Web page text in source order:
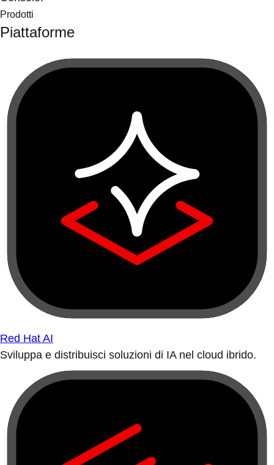
Prodotti
Piattaforme
Red Hat AI
Sviluppa e distribuisci soluzioni di IA nel cloud ibrido.